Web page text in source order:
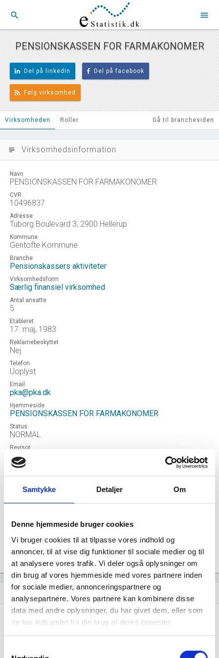
Samtykke Detaljer Om
Denne hjemmeside bruger cookies
Vi bruger cookies til at tilpasse vores indhold og
annoncer, til at vise dig funktioner til sociale medier og til
at analysere vores trafik. Vi deler også oplysninger om
din brug af vores hjemmeside med vores partnere inden
for sociale medier, annonceringspartnere og
analysepartnere. Vores partnere kan kombinere disse
data med andre oplysninger, du har givet dem, eller som
de har indsamlet fra din brug af deres tjenester.
search menu
PENSIONSKASSEN FOR FARMAKONOMER
Del på linkedIn Del på facebook
Følg virksomhed
Virksomheden Roller Gå til branchesiden
subject Virksomhedsinformation
Navn
PENSIONSKASSEN FOR FARMAKONOMER
CVR
10496837
Adresse
Tuborg Boulevard 3, 2900 Hellerup
Kommune
Gentofte Kommune
Branche
Pensionskassers aktiviteter
Virksomhedsform
Særlig finansiel virksomhed
Antal ansatte
5
Etableret
17. maj, 1983
Reklamebeskyttet
Nej
Telefon
Uoplyst
Email
pka@pka.dk
Hjemmeside
PENSIONSKASSEN FOR FARMAKONOMER
Status
NORMAL
Revisor
PRICEWATERHOUSECOOPERS STATSAUTORISERET
REVISIONSPARTNERSELSKAB
Formål
Pensionskassens formål er at drive
pensionskassevirksomhed.
forening med et direktionsmedlem eller 2
bestyrelsesmedlemmer i forening med et
direktionsmedlem eller formanden i forening med 2
bestyrelsesmedlemmer.
Udvikling i antal ansatte
500 - 999
500 - 999
1000+
1000+